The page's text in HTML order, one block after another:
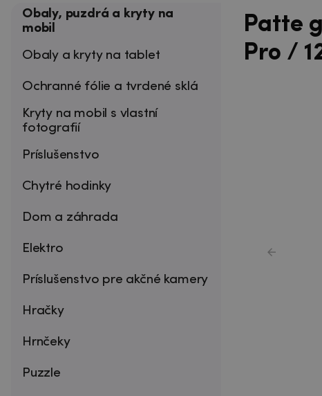
Obaly, puzdrá a kryty na
mobil
Obaly a kryty na tablet
Ochranné fólie a tvrdené sklá
Kryty na mobil s vlastní
fotografií
Príslušenstvo
Chytré hodinky
Dom a záhrada
Elektro
Príslušenstvo pre akčné kamery
Hračky
Hrnčeky
Puzzle
Patte
Pro /